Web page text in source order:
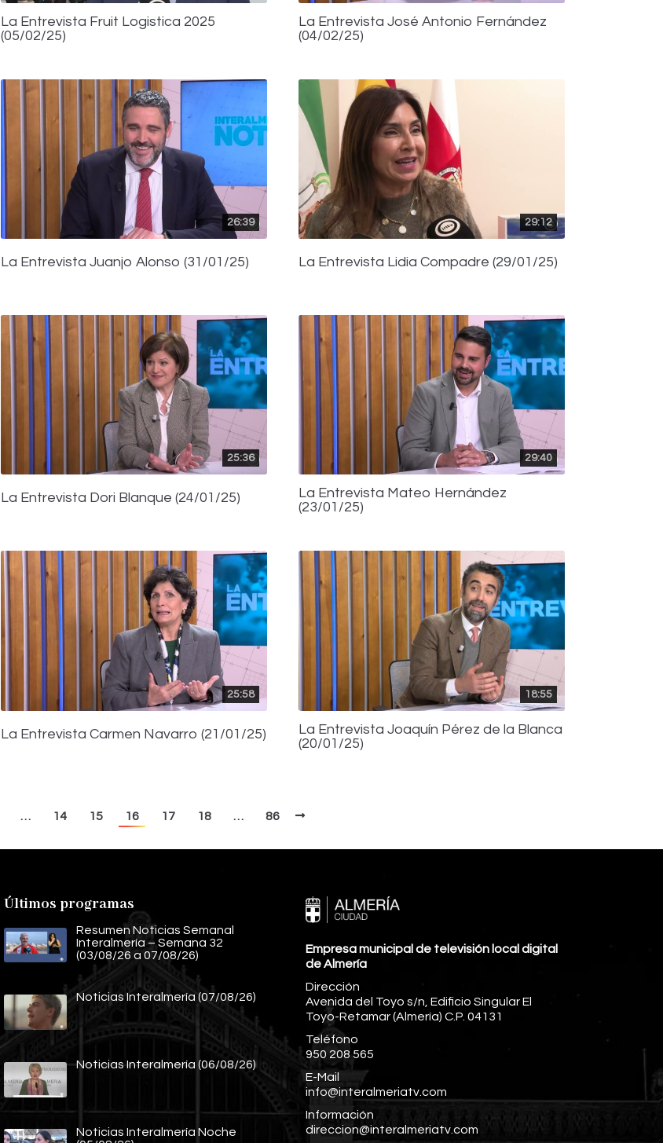
La Entrevista Fruit Logistica 2025
(05/02/25)
La Entrevista José Antonio Fernández
(04/02/25)
26:39
La Entrevista Juanjo Alonso (31/01/25)
29:12
La Entrevista Lidia Compadre (29/01/25)
25:36
La Entrevista Dori Blanque (24/01/25)
29:40
La Entrevista Mateo Hernández
(23/01/25)
25:58
La Entrevista Carmen Navarro (21/01/25)
18:55
La Entrevista Joaquín Pérez de la Blanca
(20/01/25)
… 14 15 16 17 18 … 86
Últimos programas
Resumen Noticias Semanal
Interalmería – Semana 32
(03/08/26 a 07/08/26)
Noticias Interalmería (07/08/26)
Noticias Interalmería (06/08/26)
Noticias Interalmería Noche
Empresa municipal de televisión local digital
de Almería
Dirección
Avenida del Toyo s/n, Edificio Singular El
Toyo-Retamar (Almería) C.P. 04131
Teléfono
950 208 565
E-Mail
info@interalmeriatv.com
Información
direccion@interalmeriatv.com